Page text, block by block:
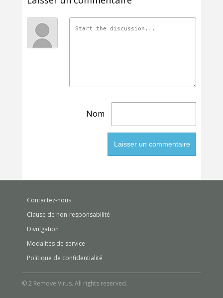
Nom
Contactez-nous
Clause de non-responsabilité
Divulgation
Modalités de service
Politique de confidentialité
© 2 Remove Virus. All rights reserved.